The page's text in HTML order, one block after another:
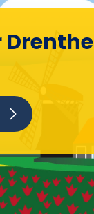
Drenthe